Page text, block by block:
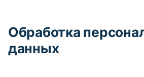
Обработка
данных